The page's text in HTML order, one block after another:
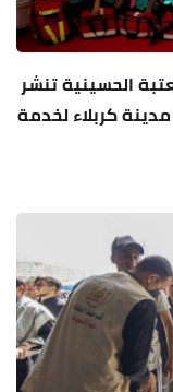
الحسينية تنشر
كربلاء لخدمة